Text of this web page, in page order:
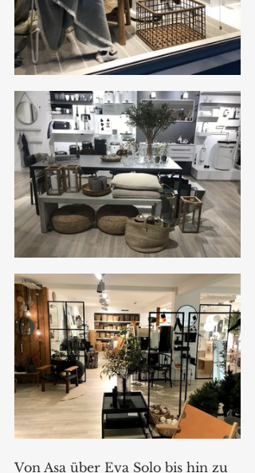
Von Asa über Eva Solo bis hin zu